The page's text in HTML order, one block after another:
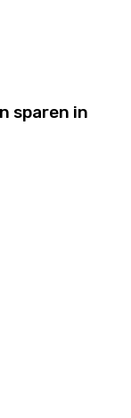
sparen in